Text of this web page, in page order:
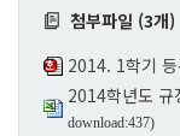
첨부파일 (3개)
2014. 1학기
2014학년도 규
download:437)